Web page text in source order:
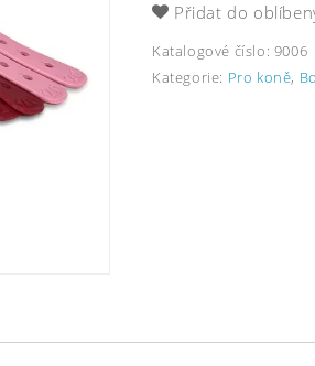
Přidat do
Katalogové číslo: 9006
Kategorie: Pro koně,